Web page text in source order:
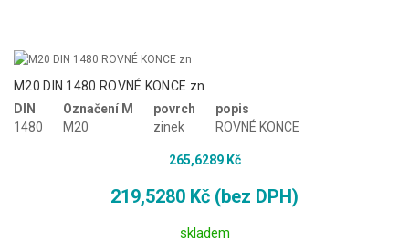
M20 DIN 1480 ROVNÉ KONCE zn
DIN
1480
Označení M
M20
povrch
zinek
popis
ROVNÉ KONCE
265,6289 Kč
219,5280 Kč (bez DPH)
skladem